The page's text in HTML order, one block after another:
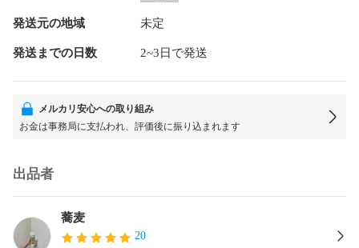
発送元の地域 未定
発送までの日数 2~3日で発送
メルカリ安心への取り組み
お金は事務局に支払われ、評価後に振り込まれます
出品者
蕎麦
20